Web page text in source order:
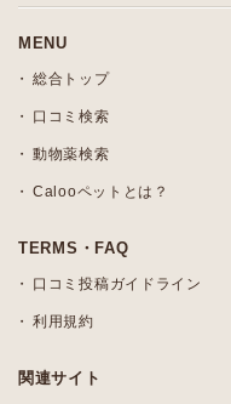
MENU
総合トップ
口コミ検索
動物薬検索
Calooペットとは？
TERMS・FAQ
口コミ投稿ガイドライン
利用規約
関連サイト